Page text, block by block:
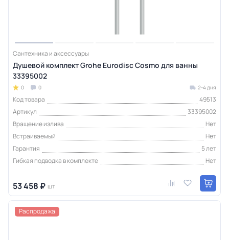
Сантехника и аксессуары
Душевой комплект Grohe Eurodisc Cosmo для ванны
33395002
0 0 2-4 дня
Код товара
49513
Артикул
33395002
Вращение излива
Нет
Встраиваемый
Нет
Гарантия
5 лет
Гибкая подводка в комплекте
Нет
53 458 ₽ шт
Распродажа